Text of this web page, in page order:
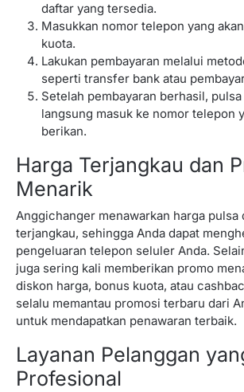
daftar yang tersedia.
Masukkan nomor telepon yang
kuota.
Lakukan pembayaran melalui
seperti transfer bank atau
Setelah pembayaran berhasil,
langsung masuk ke nomor telepon
berikan.
Harga Terjangkau dan
Menarik
Anggichanger menawarkan harga pulsa
terjangkau, sehingga Anda dapat
pengeluaran telepon seluler Anda.
juga sering kali memberikan promo
diskon harga, bonus kuota, atau
selalu memantau promosi terbaru dari
untuk mendapatkan penawaran terbaik.
Layanan Pelanggan
Profesional